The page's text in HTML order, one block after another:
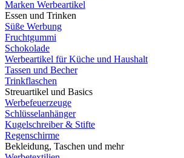
Marken Werbeartikel
Essen und Trinken
Süße Werbung
Fruchtgummi
Schokolade
Werbeartikel für Küche und Haushalt
Tassen und Becher
Trinkflaschen
Streuartikel und Basics
Werbefeuerzeuge
Schlüsselanhänger
Kugelschreiber & Stifte
Regenschirme
Bekleidung, Taschen und mehr